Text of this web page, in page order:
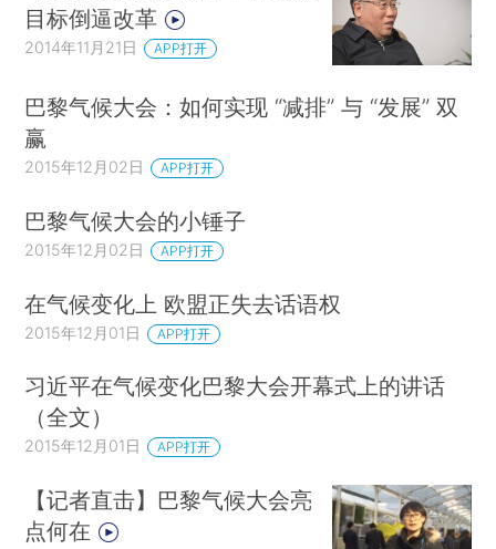
目标倒逼改革
2014年11月21日 APP打开
巴黎气候大会：如何实现 “减排” 与 “发展” 双
赢
2015年12月02日 APP打开
巴黎气候大会的小锤子
2015年12月02日 APP打开
在气候变化上 欧盟正失去话语权
2015年12月01日 APP打开
习近平在气候变化巴黎大会开幕式上的讲话
（全文）
2015年12月01日 APP打开
【记者直击】巴黎气候大会亮
点何在